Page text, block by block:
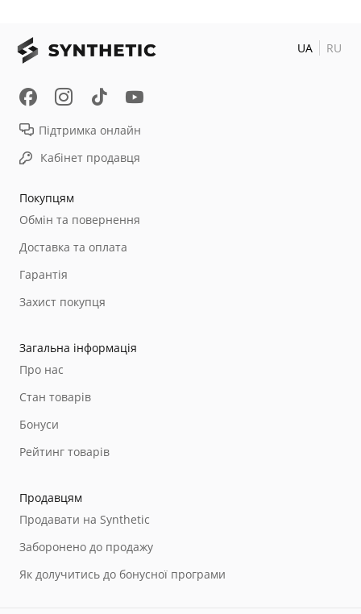
Покупцям
Обмін та повернення
Доставка та оплата
Гарантія
Захист покупця
Загальна інформація
Про нас
Стан товарів
Бонуси
Рейтинг товарів
Продавцям
Продавати на Synthetic
Заборонено до продажу
Як долучитись до бонусної програми
Підтримка онлайн
Кабінет продавця
UA RU